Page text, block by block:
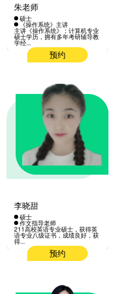
朱老师
硕士
《操作系统》主讲
主讲《操作系统》；计算机专业
硕士学历，拥有多年考研辅导教
学经...
预约
李晓甜
硕士
作文指导老师
211高校英语专业硕士，获得英
语专业八级证书，成绩良好，获
得...
预约